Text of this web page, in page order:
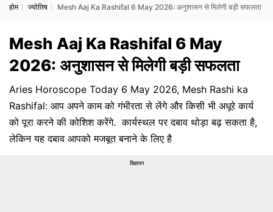
होम ज्योतिष Mesh Aaj Ka Rashifal 6 May 2026: अनुशासन से मिलेगी बड़ी सफलता
Mesh Aaj Ka Rashifal 6 May
2026: अनुशासन से मिलेगी बड़ी सफलता
Aries Horoscope Today 6 May 2026, Mesh Rashi ka
Rashifal: आप अपने काम को गंभीरता से लेंगे और किसी भी अधूरे कार्य
को पूरा करने की कोशिश करेंगे. कार्यस्थल पर दबाव थोड़ा बढ़ सकता है,
लेकिन यह दबाव आपको मजबूत बनाने के लिए है
विज्ञापन